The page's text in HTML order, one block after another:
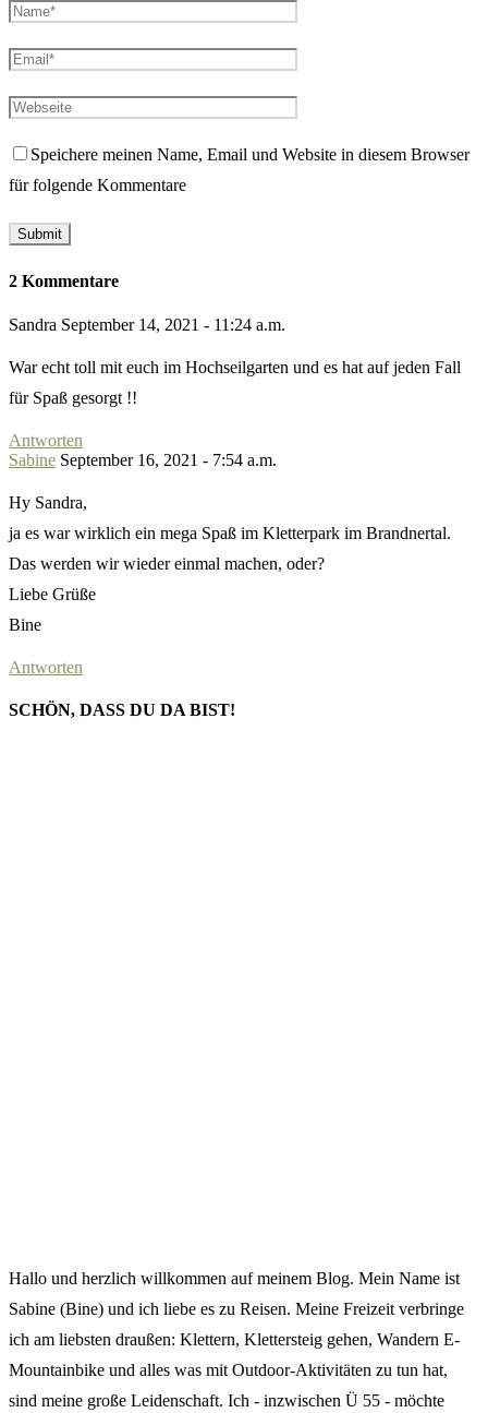
Speichere meinen Name, Email und Website in diesem Browser
für folgende Kommentare
2 Kommentare
Sandra September 14, 2021 - 11:24 a.m.
War echt toll mit euch im Hochseilgarten und es hat auf jeden Fall
für Spaß gesorgt !!
Antworten
Sabine September 16, 2021 - 7:54 a.m.
Hy Sandra,
ja es war wirklich ein mega Spaß im Kletterpark im Brandnertal.
Das werden wir wieder einmal machen, oder?
Liebe Grüße
Bine
Antworten
SCHÖN, DASS DU DA BIST!
Hallo und herzlich willkommen auf meinem Blog. Mein Name ist
Sabine (Bine) und ich liebe es zu Reisen. Meine Freizeit verbringe
ich am liebsten draußen: Klettern, Klettersteig gehen, Wandern E-
Mountainbike und alles was mit Outdoor-Aktivitäten zu tun hat,
sind meine große Leidenschaft. Ich - inzwischen Ü 55 - möchte